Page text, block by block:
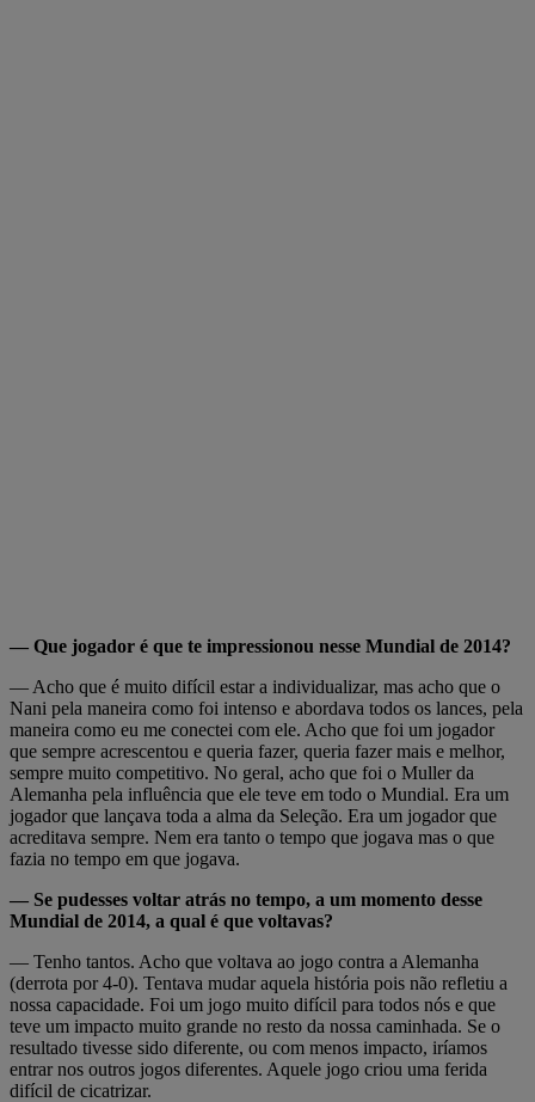
— Que jogador é que te impressionou nesse Mundial de 2014?
— Acho que é muito difícil estar a individualizar, mas acho que o
Nani pela maneira como foi intenso e abordava todos os lances, pela
maneira como eu me conectei com ele. Acho que foi um jogador
que sempre acrescentou e queria fazer, queria fazer mais e melhor,
sempre muito competitivo. No geral, acho que foi o Muller da
Alemanha pela influência que ele teve em todo o Mundial. Era um
jogador que lançava toda a alma da Seleção. Era um jogador que
acreditava sempre. Nem era tanto o tempo que jogava mas o que
fazia no tempo em que jogava.
— Se pudesses voltar atrás no tempo, a um momento desse
Mundial de 2014, a qual é que voltavas?
— Tenho tantos. Acho que voltava ao jogo contra a Alemanha
(derrota por 4-0). Tentava mudar aquela história pois não refletiu a
nossa capacidade. Foi um jogo muito difícil para todos nós e que
teve um impacto muito grande no resto da nossa caminhada. Se o
resultado tivesse sido diferente, ou com menos impacto, iríamos
entrar nos outros jogos diferentes. Aquele jogo criou uma ferida
difícil de cicatrizar.